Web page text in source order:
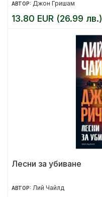
АВТОР: Джон Гришам
13.80 EUR (26.99 лв.)
Лесни за убиване
АВТОР: Лий Чайлд